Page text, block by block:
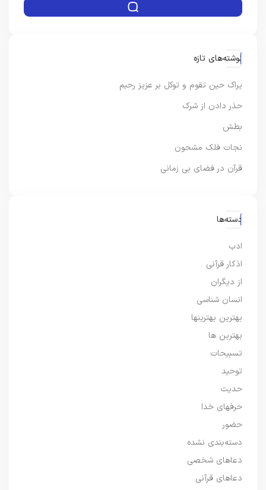
نوشته‌های تازه
یراک حین تقوم و توکل بر عزیز رحیم
حذر دادن از شرک
بطش
نجات فلک مشحون
قرآن در فضای بی زمانی
دسته‌ها
ادب
اذکار قرآنی
از دیگران
انسان شناسی
بهترین بهترینها
بهترین ها
تسبیحات
توحید
حدیث
حرفهای خدا
حضور
دسته‌بندی نشده
دعاهای شخصی
دعاهای قرآنی